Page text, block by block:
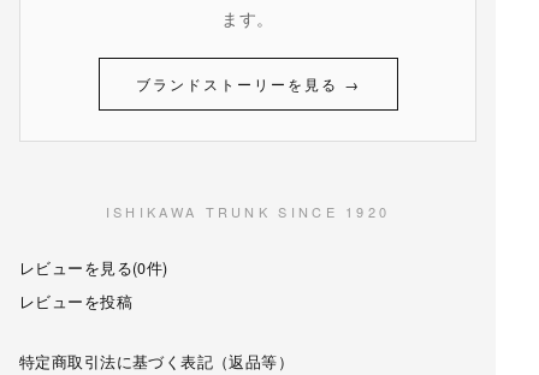
ます。
ブランドストーリーを見る →
ISHIKAWA TRUNK SINCE 1920
レビューを見る(0件)
レビューを投稿
特定商取引法に基づく表記（返品等）